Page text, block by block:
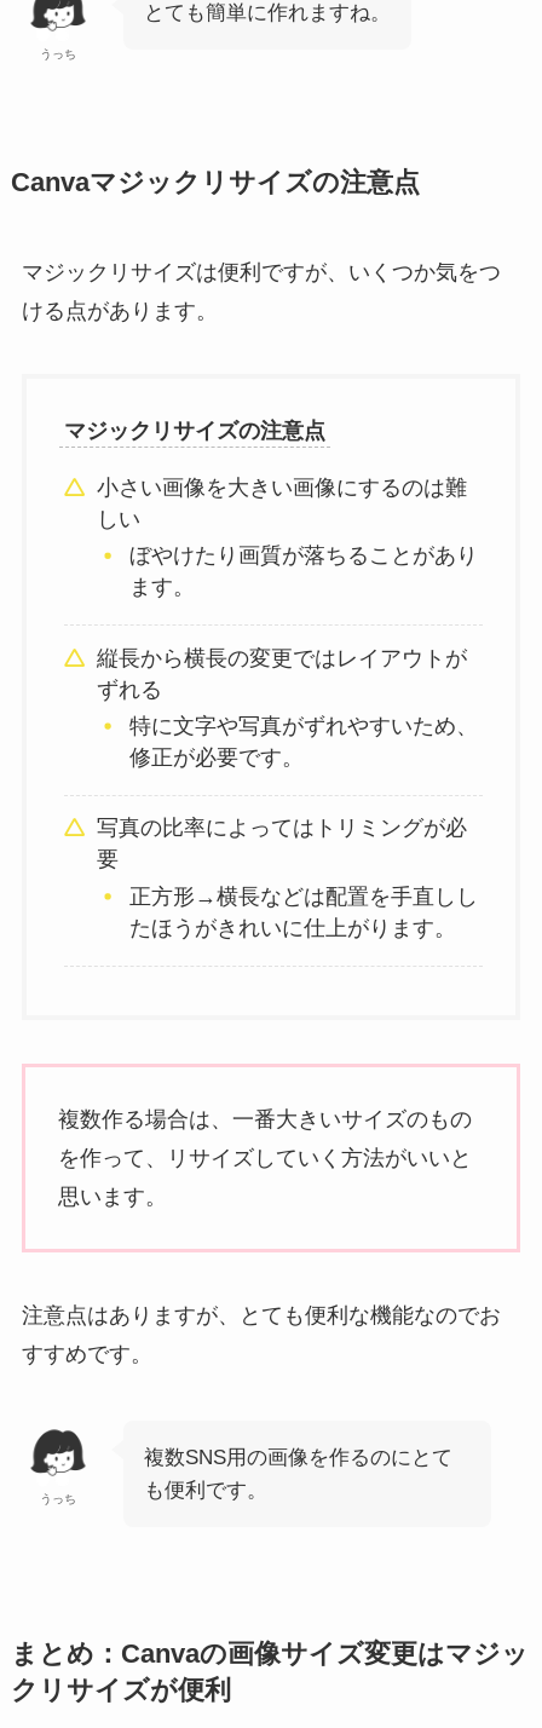
うっち
とても簡単に作れますね。
Canvaマジックリサイズの注意点
マジックリサイズは便利ですが、いくつか気をつ
ける点があります。
マジックリサイズの注意点
小さい画像を大きい画像にするのは難
しい
ぼやけたり画質が落ちることがあり
ます。
縦長から横長の変更ではレイアウトが
ずれる
特に文字や写真がずれやすいため、
修正が必要です。
写真の比率によってはトリミングが必
要
正方形→横長などは配置を手直しし
たほうがきれいに仕上がります。
複数作る場合は、一番大きいサイズのもの
を作って、リサイズしていく方法がいいと
思います。
注意点はありますが、とても便利な機能なのでお
すすめです。
うっち
複数SNS用の画像を作るのにとて
も便利です。
まとめ：Canvaの画像サイズ変更はマジッ
クリサイズが便利